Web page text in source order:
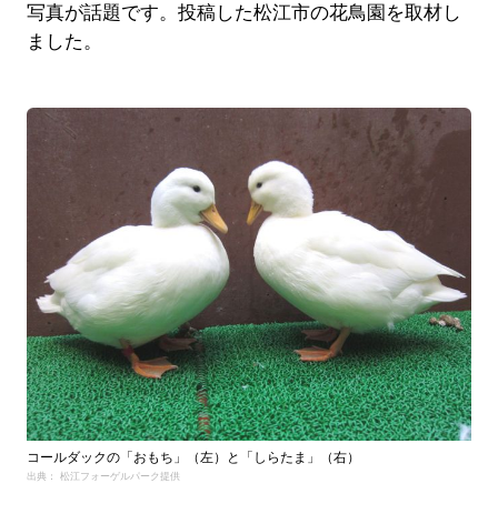
写真が話題です。投稿した松江市の花鳥園を取材し
ました。
コールダックの「おもち」（左）と「しらたま」（右）
出典： 松江フォーゲルパーク提供